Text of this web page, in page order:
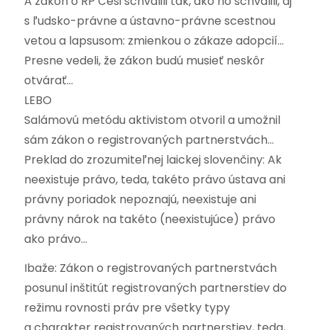
s ľudsko-právne a ústavno-právne scestnou
vetou a lapsusom: zmienkou o zákaze adopcií…
Presne vedeli, že zákon budú musieť neskôr
otvárať…
LEBO
Salámovú metódu aktivistom otvoril a umožnil
sám zákon o registrovaných partnerstvách…
Preklad do zrozumiteľnej laickej slovenčiny: Ak
neexistuje právo, teda, takéto právo ústava ani
právny poriadok nepoznajú, neexistuje ani
právny nárok na takéto (neexistujúce) právo
ako právo…
Ibaže: Zákon o registrovaných partnerstvách
posunul inštitút registrovaných partnerstiev do
režimu rovnosti práv pre všetky typy